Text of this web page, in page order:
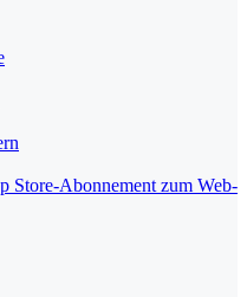
Store‑Abonnement zum